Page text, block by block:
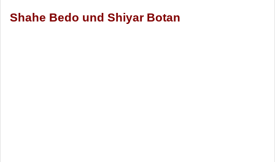
Shahe Bedo und Shiyar Botan